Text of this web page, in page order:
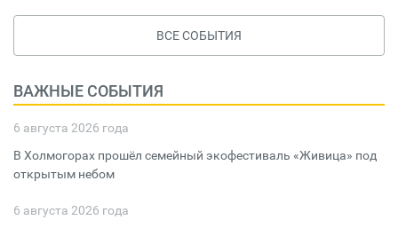
ВСЕ СОБЫТИЯ
ВАЖНЫЕ СОБЫТИЯ
6 августа 2026 года
В Холмогорах прошёл семейный экофестиваль «Живица» под
открытым небом
6 августа 2026 года